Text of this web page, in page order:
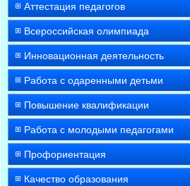
Аттестация педагогов
Всероссийская олимпиада
Инновационная деятельность
Работа с одаренными детьми
Повышение квалификации
Работа с молодыми педагогами
Профориентация
Качество образования